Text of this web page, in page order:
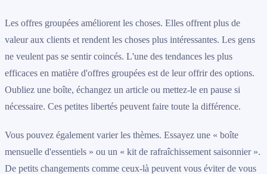
Les offres groupées améliorent les choses. Elles offrent plus de
valeur aux clients et rendent les choses plus intéressantes. Les gens
ne veulent pas se sentir coincés. L'une des tendances les plus
efficaces en matière d'offres groupées est de leur offrir des options.
Oubliez une boîte, échangez un article ou mettez-le en pause si
nécessaire. Ces petites libertés peuvent faire toute la différence.
Vous pouvez également varier les thèmes. Essayez une « boîte
mensuelle d'essentiels » ou un « kit de rafraîchissement saisonnier ».
De petits changements comme ceux-là peuvent vous éviter de vous